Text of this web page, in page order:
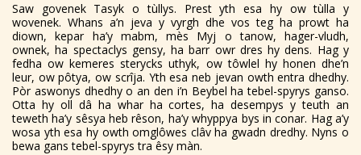
Saw govenek Tasyk o tùllys. Prest yth esa hy ow tùlla y
wovenek. Whans a’n jeva y vyrgh dhe vos teg ha prowt ha
diown, kepar ha’y mabm, mès Myj o tanow, hager-vludh,
ownek, ha spectaclys gensy, ha barr owr dres hy dens. Hag y
fedha ow kemeres sterycks uthyk, ow tôwlel hy honen dhe’n
leur, ow pôtya, ow scrîja. Yth esa neb jevan owth entra dhedhy.
Pòr aswonys dhedhy o an den i’n Beybel ha tebel-spyrys ganso.
Otta hy oll dâ ha whar ha cortes, ha desempys y teuth an
teweth ha’y sêsya heb rêson, ha’y whyppya bys in conar. Hag a’y
wosa yth esa hy owth omglôwes clâv ha gwadn dredhy. Nyns o
bewa gans tebel-spyrys tra êsy màn.